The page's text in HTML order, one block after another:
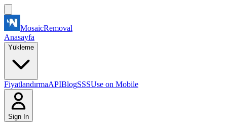
MosaicRemoval
Anasayfa
Yükleme
FiyatlandırmaAPIBlogSSSUse on Mobile
Sign In